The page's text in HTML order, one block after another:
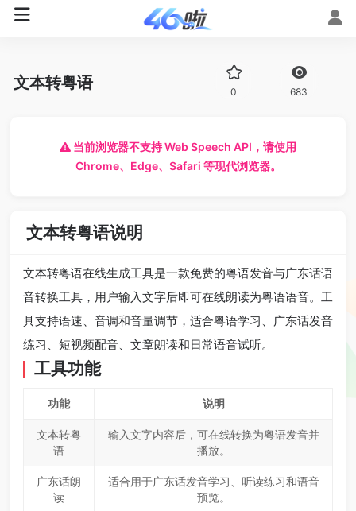
文本转粤语 0 683
当前浏览器不支持 Web Speech API，请使用
Chrome、Edge、Safari 等现代浏览器。
文本转粤语说明
文本转粤语在线生成工具是一款免费的粤语发音与广东话语
音转换工具，用户输入文字后即可在线朗读为粤语语音。工
具支持语速、音调和音量调节，适合粤语学习、广东话发音
练习、短视频配音、文章朗读和日常语音试听。
工具功能
功能 说明
文本转粤
语
输入文字内容后，可在线转换为粤语发音并
播放。
广东话朗
读
适合用于广东话发音学习、听读练习和语音
预览。